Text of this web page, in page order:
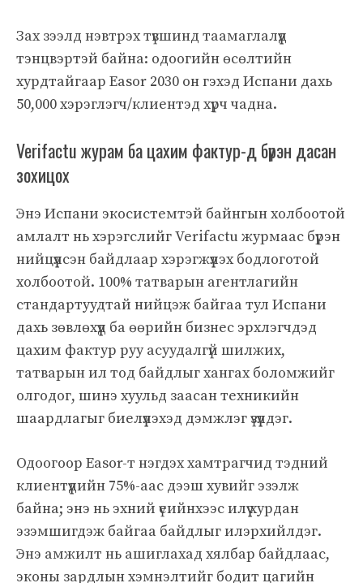
Зах зээлд нэвтрэх түвшинд таамаглалүүд
тэнцвэртэй байна: одоогийн өсөлтийн
хурдтайгаар Easor 2030 он гэхэд Испани дахь
50,000 хэрэглэгч/клиентэд хүрч чадна.
Verifactu журам ба цахим фактур-д бүрэн дасан
зохицох
Энэ Испани экосистемтэй байнгын холбоотой
амлалт нь хэрэгслийг Verifactu журмаас бүрэн
нийцүүлсэн байдлаар хэрэгжүүлэх бодлоготой
холбоотой. 100% татварын агентлагийн
стандартуудтай нийцэж байгаа тул Испани
дахь зөвлөхүүд ба өөрийн бизнес эрхлэгчдэд
цахим фактур руу асуудалгүй шилжих,
татварын ил тод байдлыг хангах боломжийг
олгодог, шинэ хуульд заасан техникийн
шаардлагыг биелүүлэхэд дэмжлэг үзүүлдэг.
Одоогоор Easor-т нэгдэх хамтрагчид тэдний
клиентүүдийн 75%-аас дээш хувийг эзэлж
байна; энэ нь эхний үеийнхээс илүү хурдан
эзэмшигдэж байгаа байдлыг илэрхийлдэг.
Энэ амжилт нь ашиглахад хялбар байдлаас,
эконы зардлын хэмнэлтийг бодит цагийн